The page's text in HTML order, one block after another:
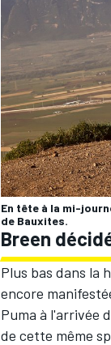
AUTRES
En tête à la mi-
de Bauxites.
Breen
Plus bas dans la
encore
Puma à l'arrivée
de cette même